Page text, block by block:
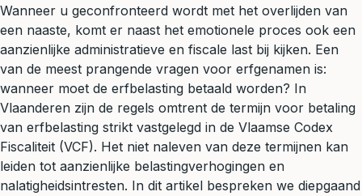
Wanneer u geconfronteerd wordt met het overlijden van
een naaste, komt er naast het emotionele proces ook een
aanzienlijke administratieve en fiscale last bij kijken. Een
van de meest prangende vragen voor erfgenamen is:
wanneer moet de erfbelasting betaald worden? In
Vlaanderen zijn de regels omtrent de termijn voor betaling
van erfbelasting strikt vastgelegd in de Vlaamse Codex
Fiscaliteit (VCF). Het niet naleven van deze termijnen kan
leiden tot aanzienlijke belastingverhogingen en
nalatigheidsintresten. In dit artikel bespreken we diepgaand